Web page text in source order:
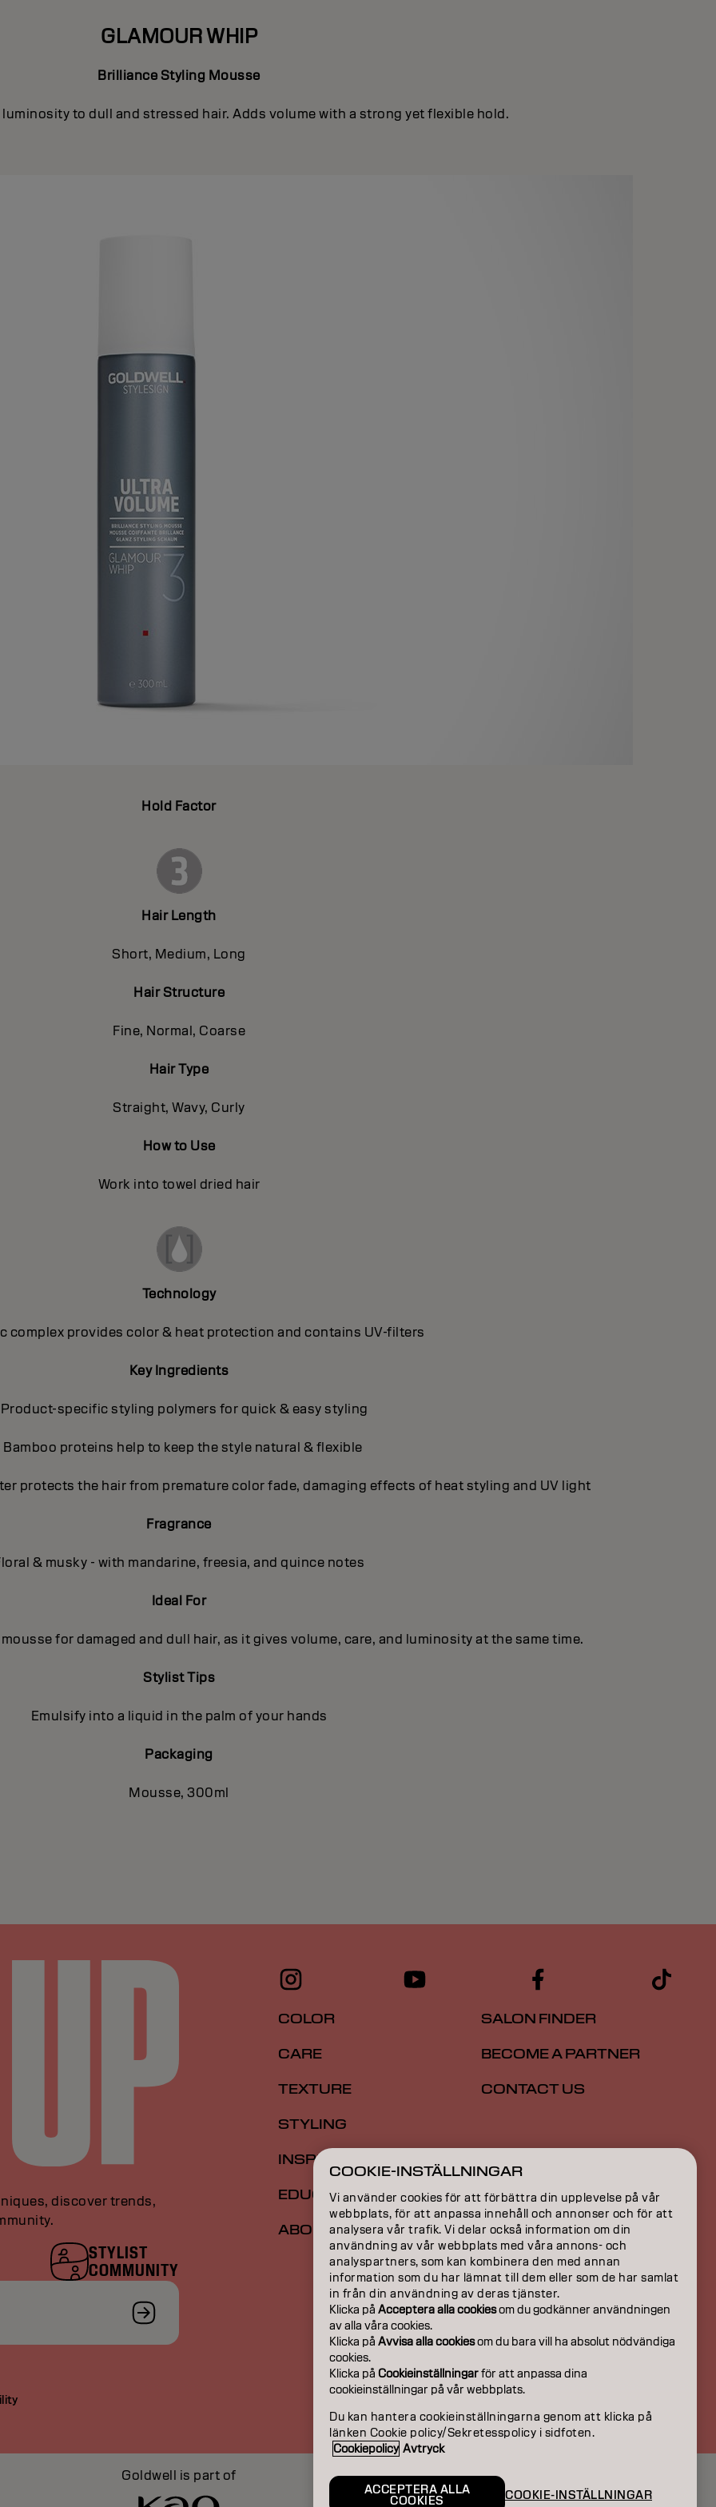
GLAMOUR WHIP
Brilliance Styling Mousse
to dull and stressed hair. Adds volume with a strong yet flexible hold.
Hold Factor
Hair Length
Short, Medium, Long
Hair Structure
Fine, Normal, Coarse
Hair Type
Straight, Wavy, Curly
How to Use
Work into towel dried hair
Technology
complex provides color & heat protection and contains UV-filters
Key Ingredients
specific styling polymers for quick & easy styling
Bamboo proteins help to keep the style natural & flexible
protects the hair from premature color fade, damaging effects of heat styling and UV light
Fragrance
& musky - with mandarine, freesia, and quince notes
Ideal For
for damaged and dull hair, as it gives volume, care, and luminosity at the same time.
Stylist Tips
Emulsify into a liquid in the palm of your hands
Packaging
Mousse, 300ml
discover trends,
STYLIST
COMMUNITY
COLOR
CARE
TEXTURE
STYLING
INSPIRATION
EDUCATION
ABOUT
SALON FINDER
BECOME A PARTNER
CONTACT US
Goldwell is part of
COOKIE-INSTÄLLNINGAR
Vi använder cookies för att förbättra din upplevelse på vår
webbplats, för att anpassa innehåll och annonser och för att
analysera vår trafik. Vi delar också information om din
användning av vår webbplats med våra annons- och
analyspartners, som kan kombinera den med annan
information som du har lämnat till dem eller som de har samlat
in från din användning av deras tjänster.
Klicka på Acceptera alla cookiesom du godkänner användningen
av alla våra cookies.
Klicka på Avvisa alla cookiesom du bara vill ha absolut nödvändiga
cookies.
Klicka på Cookieinställningarför att anpassa dina
cookieinställningar på vår webbplats.
Du kan hantera cookieinställningarna genom att klicka på
länken Cookie policy/Sekretesspolicy i sidfoten.
Cookiepolicy Avtryck
COOKIE-INSTÄLLNINGAR
ACCEPTERA ALLA
COOKIES